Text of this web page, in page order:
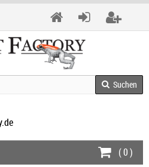
Suchen
(0)